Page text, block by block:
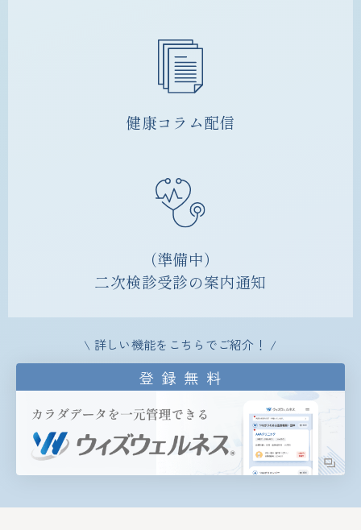
健康コラム配信
（準備中）
二次検診受診の案内通知
\ 詳しい機能をこちらでご紹介！ /